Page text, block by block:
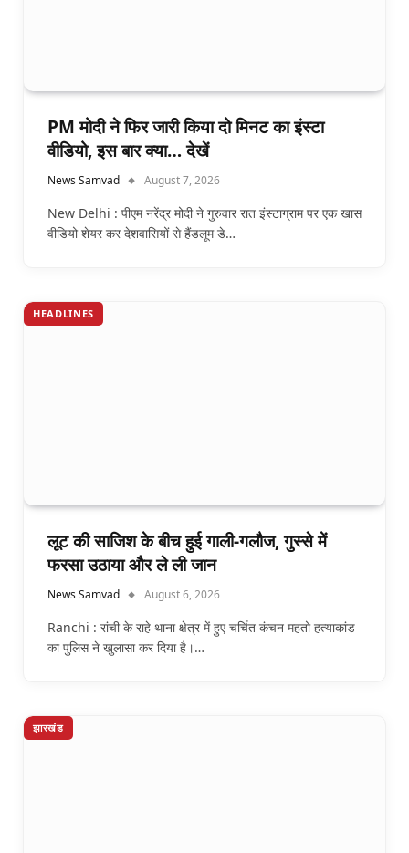
PM मोदी ने फिर जारी किया दो मिनट का इंस्टा
वीडियो, इस बार क्या… देखें
News Samvad August 7, 2026
New Delhi : पीएम नरेंद्र मोदी ने गुरुवार रात इंस्टाग्राम पर एक खास
वीडियो शेयर कर देशवासियों से हैंडलूम डे…
HEADLINES
लूट की साजिश के बीच हुई गाली-गलौज, गुस्से में
फरसा उठाया और ले ली जान
News Samvad August 6, 2026
Ranchi : रांची के राहे थाना क्षेत्र में हुए चर्चित कंचन महतो हत्याकांड
का पुलिस ने खुलासा कर दिया है।…
झारखंड